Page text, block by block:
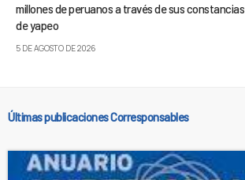
millones de peruanos a través de sus constancias
de yapeo
5 DE AGOSTO DE 2026
Últimas publicaciones Corresponsables